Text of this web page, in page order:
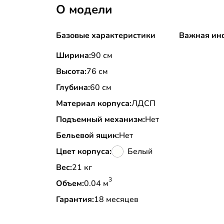
О модели
Базовые характеристики
Ширина:90 см
Высота:76 см
Глубина:60 см
Материал корпуса:ЛДСП
Подъемный механизм:Нет
Бельевой ящик:Нет
Цвет корпуса:
Белый
Вес:
21 кг
Объем:
0.04 м3
Гарантия:18 месяцев
Важная